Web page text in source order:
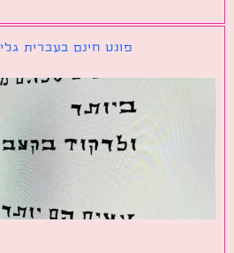
פונט חינם בעברית גלי-עצים gali-wood